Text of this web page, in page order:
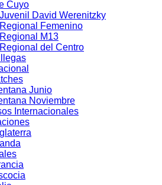
Cuyo
David Werenitzky
Femenino
M13
del Centro
Junio
Noviembre
Internacionales